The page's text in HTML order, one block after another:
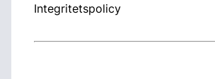
Integritetspolicy